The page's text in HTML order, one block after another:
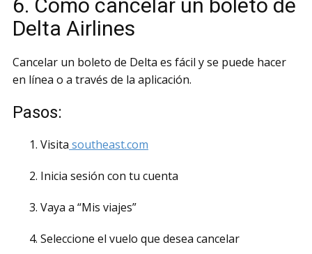
6. Cómo cancelar un boleto de
Delta Airlines
Cancelar un boleto de Delta es fácil y se puede hacer
en línea o a través de la aplicación.
Pasos:
Visita southeast.com
Inicia sesión con tu cuenta
Vaya a “Mis viajes”
Seleccione el vuelo que desea cancelar